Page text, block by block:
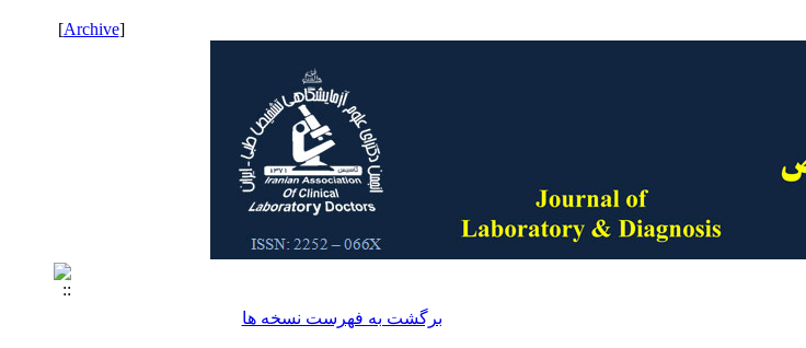
[
Archive
]
برگشت به فهرست نسخه ها